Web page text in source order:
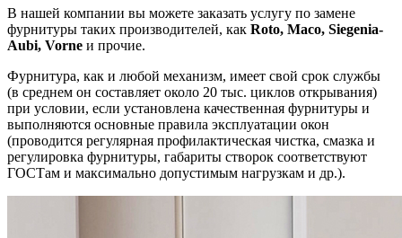
В нашей компании вы можете заказать услугу по замене
фурнитуры таких производителей, как Roto, Maco, Siegenia-
Aubi, Vorne и прочие.
Фурнитура, как и любой механизм, имеет свой срок службы
(в среднем он составляет около 20 тыс. циклов открывания)
при условии, если установлена качественная фурнитуры и
выполняются основные правила эксплуатации окон
(проводится регулярная профилактическая чистка, смазка и
регулировка фурнитуры, габариты створок соответствуют
ГОСТам и максимально допустимым нагрузкам и др.).